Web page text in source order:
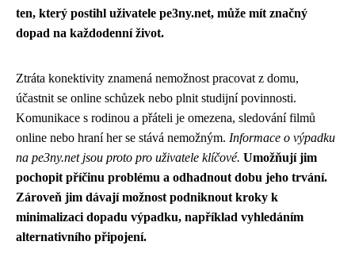
ten, který postihl uživatele pe3ny.net, může mít značný
dopad na každodenní život.
Ztráta konektivity znamená nemožnost pracovat z domu,
účastnit se online schůzek nebo plnit studijní povinnosti.
Komunikace s rodinou a přáteli je omezena, sledování filmů
online nebo hraní her se stává nemožným. Informace o výpadku
na pe3ny.net jsou proto pro uživatele klíčové. Umožňují jim
pochopit příčinu problému a odhadnout dobu jeho trvání.
Zároveň jim dávají možnost podniknout kroky k
minimalizaci dopadu výpadku, například vyhledáním
alternativního připojení.